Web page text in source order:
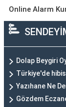
Online Alarm
Dolap Beygiri
Türkiye'de
Yazıhane Ne
Gözdem